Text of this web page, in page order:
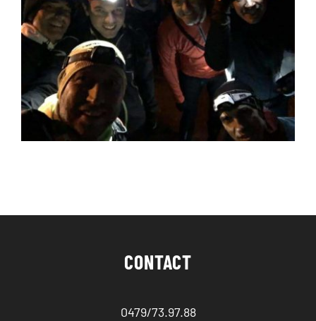
CONTACT
0479/73.97.88